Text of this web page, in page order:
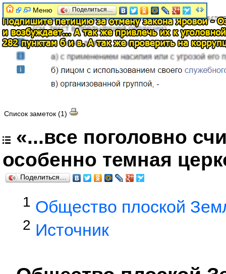
Список заметок (1)
«...все поголовно
особенно темная
Поделиться…
1 Общество плоской
2 Источник
Меню Поделиться…